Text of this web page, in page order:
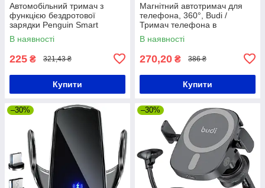
Автомобільний тримач з
функцією бездротової
зарядки Penguin Smart
Sensor S5
В наявності
225 ₴ 321,43 ₴
Купити
Магнітний автотримач для
телефона, 360°, Budi /
Тримач телефона в
дефлектор / Автомобільний
тримач
В наявності
270,20 ₴ 386 ₴
Купити
–30% –30%